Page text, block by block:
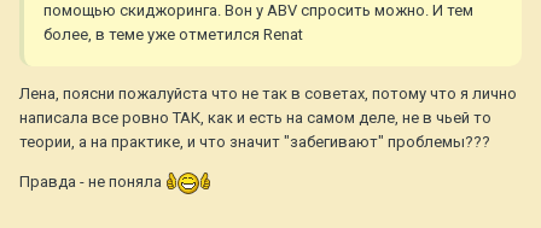
помощью скиджоринга. Вон у ABV спросить можно. И тем
более, в теме уже отметился Renat
Лена, поясни пожалуйста что не так в советах, потому что я лично
написала все ровно ТАК, как и есть на самом деле, не в чьей то
теории, а на практике, и что значит "забегивают" проблемы???
Правда - не поняла